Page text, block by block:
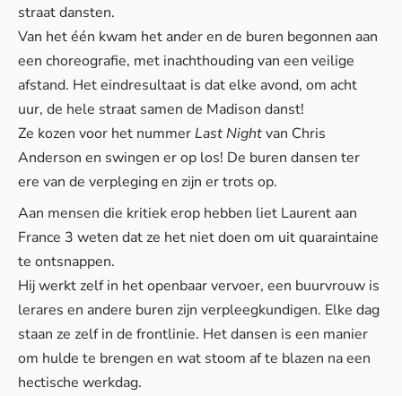
straat dansten.
Van het één kwam het ander en de buren begonnen aan
een choreografie, met inachthouding van een veilige
afstand. Het eindresultaat is dat elke avond, om acht
uur, de hele straat samen de Madison danst!
Ze kozen voor het nummerLast Nightvan Chris
Anderson en swingen er op los! De buren dansen ter
ere van de verpleging en zijn er trots op.
Aan mensen die kritiek erop hebben liet Laurent aan
France 3 weten dat ze het niet doen om uit quaraintaine
te ontsnappen.
Hij werkt zelf in het openbaar vervoer, een buurvrouw is
lerares en andere buren zijn verpleegkundigen. Elke dag
staan ze zelf in de frontlinie. Het dansen is een manier
om hulde te brengen en wat stoom af te blazen na een
hectische werkdag.